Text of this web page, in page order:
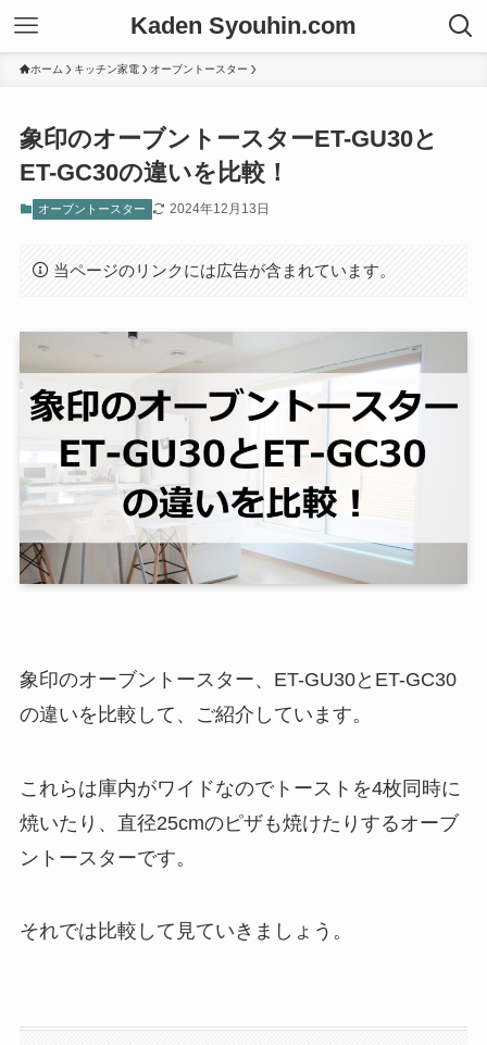
Kaden Syouhin.com
ホーム キッチン家電 オーブントースター
象印のオーブントースターET-GU30と
ET-GC30の違いを比較！
オーブントースター 2024年12月13日
当ページのリンクには広告が含まれています。
象印のオーブントースター、ET-GU30とET-GC30
の違いを比較して、ご紹介しています。
これらは庫内がワイドなのでトーストを4枚同時に
焼いたり、直径25cmのピザも焼けたりするオーブ
ントースターです。
それでは比較して見ていきましょう。